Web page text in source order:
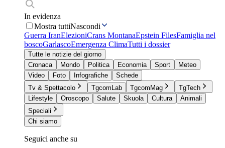
In evidenza
Mostra tuttiNascondi
Guerra IranElezioniCrans MontanaEpstein FilesFamiglia nel
boscoGarlascoEmergenza ClimaTutti i dossier
Tutte le notizie del giorno
Cronaca
Mondo Politica Economia Sport
Meteo
Video
Foto Infografiche
Schede
Tv & Spettacolo
TgcomLab TgcomMag
TgTech
Lifestyle
Oroscopo Salute Skuola Cultura
Animali
Speciali
Chi siamo
Seguici anche su